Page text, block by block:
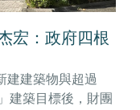
宏：政府四根
建建築物與超過
建築目標後，財團